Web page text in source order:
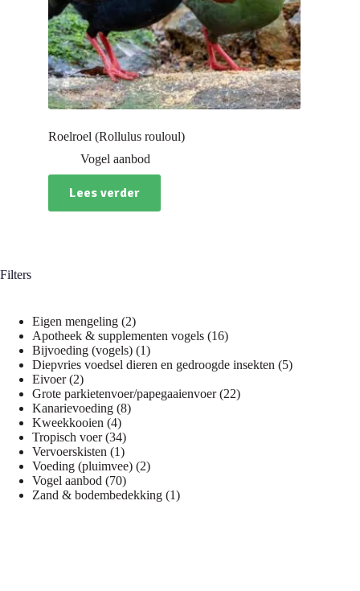
Roelroel (Rollulus rouloul)
Vogel aanbod
Lees verder
Filters
Eigen mengeling 22
producten
Apotheek & supplementen vogels 1616
Bijvoeding (vogels) 11
product
Diepvries voedsel dieren en gedroogde insekten 55
Eivoer 22
producten
Grote parkietenvoer/papegaaienvoer 2222
Kanarievoeding 88
Kweekkooien 44
producten
Tropisch voer 3434
producten
Vervoerskisten 11
product
Voeding (pluimvee) 22
Vogel aanbod 7070
producten
Zand & bodembedekking 11